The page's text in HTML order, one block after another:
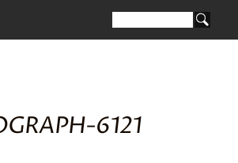
6121